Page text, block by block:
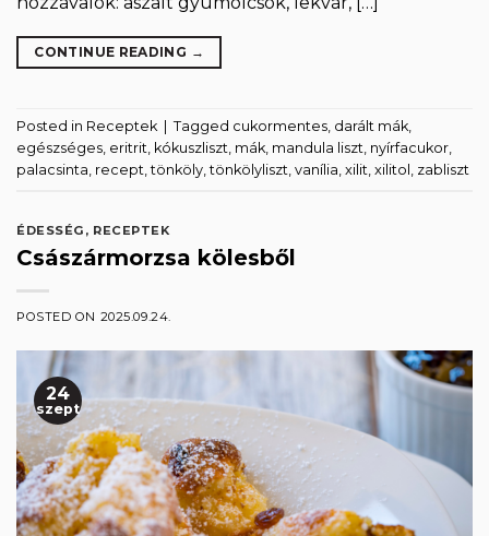
CONTINUE READING →
Posted in Receptek Tagged cukormentes, darált mák,
egészséges, eritrit, kókuszliszt, mák, mandula liszt, nyírfacukor,
palacsinta, recept,tönköly,tönkölyliszt, vanília, xilit, xilitol , zabliszt
ÉDESSÉG , RECEPTEK
Császármorzsa kölesből
POSTED ON 2025.09.24.
24
szept